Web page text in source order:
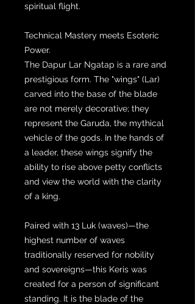
spiritual flight.
Technical Mastery meets Esoteric
Power.
The Dapur Lar Ngatap is a rare and
prestigious form. The "wings" (Lar)
carved into the base of the blade
are not merely decorative; they
represent the Garuda, the mythical
vehicle of the gods. In the hands of
a leader, these wings signify the
ability to rise above petty conflicts
and view the world with the clarity
of a king.
Paired with 13 Luk (waves)—the
highest number of waves
traditionally reserved for nobility
and sovereigns—this Keris was
created for a person of significant
standing. It is the blade of the